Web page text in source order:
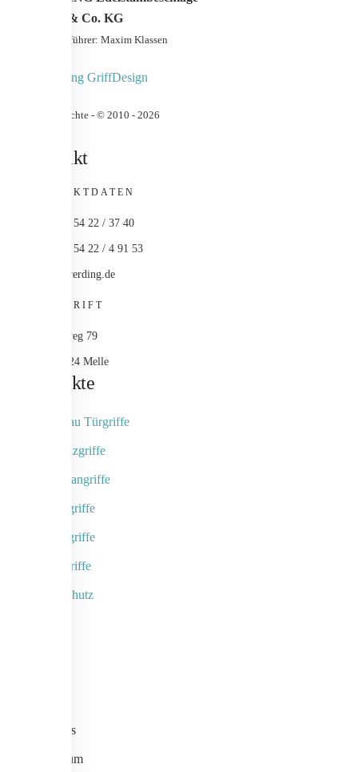
GmbH & Co. KG
Geschäfstführer: Maxim Klassen
Urheberrechte - © 2010 - 2026
Kontakt
KONTAKTDATEN
+49 (0) 54 22 / 37 40
+49 (0) 54 22 / 4 91 53
info@werding.de
ANSCHRIFT
Maschweg 79
49324 Melle
Produkte
Objektbau Türgriffe
Naturholzgriffe
Fingerscangriffe
Kameragriffe
Schalengriffe
Designgriffe
Rammschutz
Aktuelles
Impressum